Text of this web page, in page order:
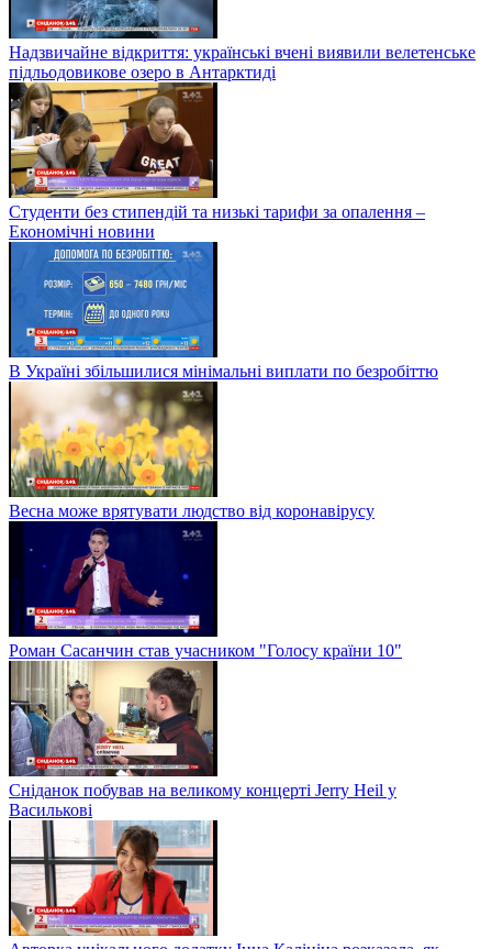
Надзвичайне відкриття: українські вчені виявили велетенське
підльодовикове озеро в Антарктиді
Студенти без стипендій та низькі тарифи за опалення –
Економічні новини
В Україні збільшилися мінімальні виплати по безробіттю
Весна може врятувати людство від коронавірусу
Роман Сасанчин став учасником "Голосу країни 10"
Сніданок побував на великому концерті Jerry Heil у
Василькові